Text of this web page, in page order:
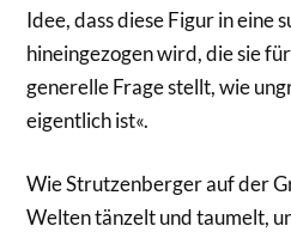
Idee, dass diese Figur in eine
hineingezogen wird, die sie
generelle Frage stellt, wie
eigentlich ist«.
Wie Strutzenberger auf der
Welten tänzelt und taumelt,